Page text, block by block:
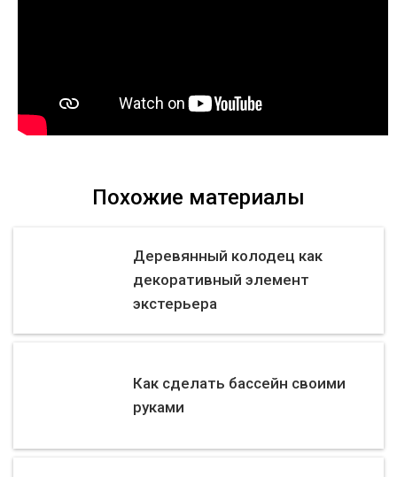
Похожие материалы
Деревянный колодец как
декоративный элемент
экстерьера
Как сделать бассейн своими
руками